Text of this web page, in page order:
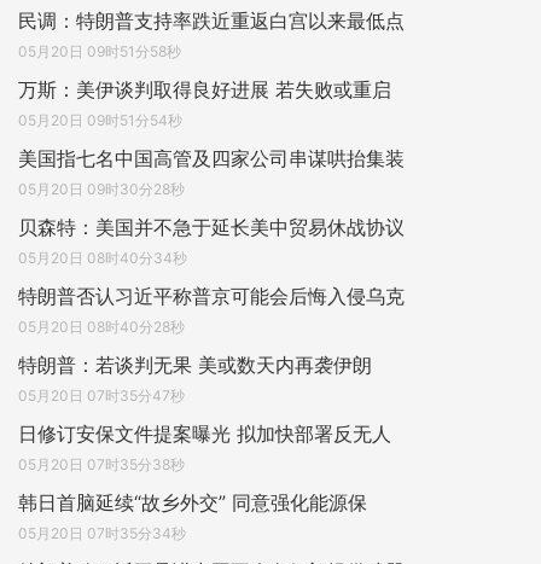
民调：特朗普支持率跌近重返白宫以来最低点
05月20日 09时51分58秒
万斯：美伊谈判取得良好进展 若失败或重启
05月20日 09时51分54秒
美国指七名中国高管及四家公司串谋哄抬集装
05月20日 09时30分28秒
贝森特：美国并不急于延长美中贸易休战协议
05月20日 08时40分34秒
特朗普否认习近平称普京可能会后悔入侵乌克
05月20日 08时40分28秒
特朗普：若谈判无果 美或数天内再袭伊朗
05月20日 07时35分47秒
日修订安保文件提案曝光 拟加快部署反无人
05月20日 07时35分38秒
韩日首脑延续“故乡外交” 同意强化能源保
05月20日 07时35分34秒